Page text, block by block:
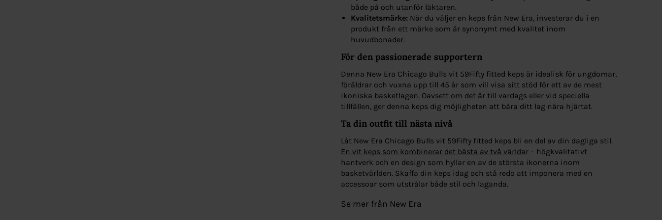
både på och utanför läktaren.
Kvalitetsmärke: När du väljer en keps från New Era, investerar du i en
produkt från ett märke som är synonymt med kvalitet inom
huvudbonader.
För den passionerade supportern
Denna New Era Chicago Bulls vit 59Fifty fitted keps är idealisk för ungdomar,
föräldrar och vuxna upp till 45 år som vill visa sitt stöd för ett av de mest
ikoniska basketlagen. Oavsett om det är till vardags eller vid speciella
tillfällen, ger denna keps dig möjligheten att bära ditt lag nära hjärtat.
Ta din outfit till nästa nivå
Låt New Era Chicago Bulls vit 59Fifty fitted keps bli en del av din dagliga stil.
En vit keps som kombinerar det bästa av två världar – högkvalitativt
hantverk och en design som hyllar en av de största ikonerna inom
basketvärlden. Skaffa din keps idag och stå redo att imponera med en
accessoar som utstrålar både stil och laganda.
Se mer från New Era